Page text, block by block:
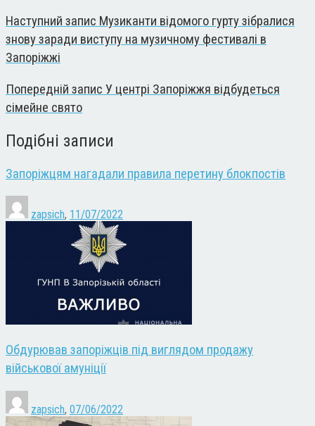
Наступний запис Музиканти відомого гурту зібралися
знову заради виступу на музичному фестивалі в
Запоріжжі
Попередній запис У центрі Запоріжжя відбудеться
сімейне свято
Подібні записи
Запоріжцям нагадали правила перетину блокпостів
zapsich, 11/07/2022
Обдурював запоріжців під виглядом продажу
військової амуніції
zapsich, 07/06/2022